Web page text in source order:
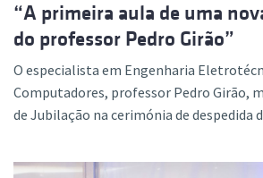
“A primeira aula de uma
do professor Pedro Girão”
O especialista em Engenharia
Computadores, professor Pedro Girão,
de Jubilação na cerimónia de despedida